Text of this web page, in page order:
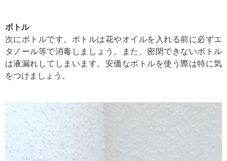
ボトル
次にボトルです。ボトルは花やオイルを入れる前に必ずエ
タノール等で消毒しましょう。また、密閉できないボトル
は液漏れしてしまいます。安価なボトルを使う際は特に気
をつけましょう。